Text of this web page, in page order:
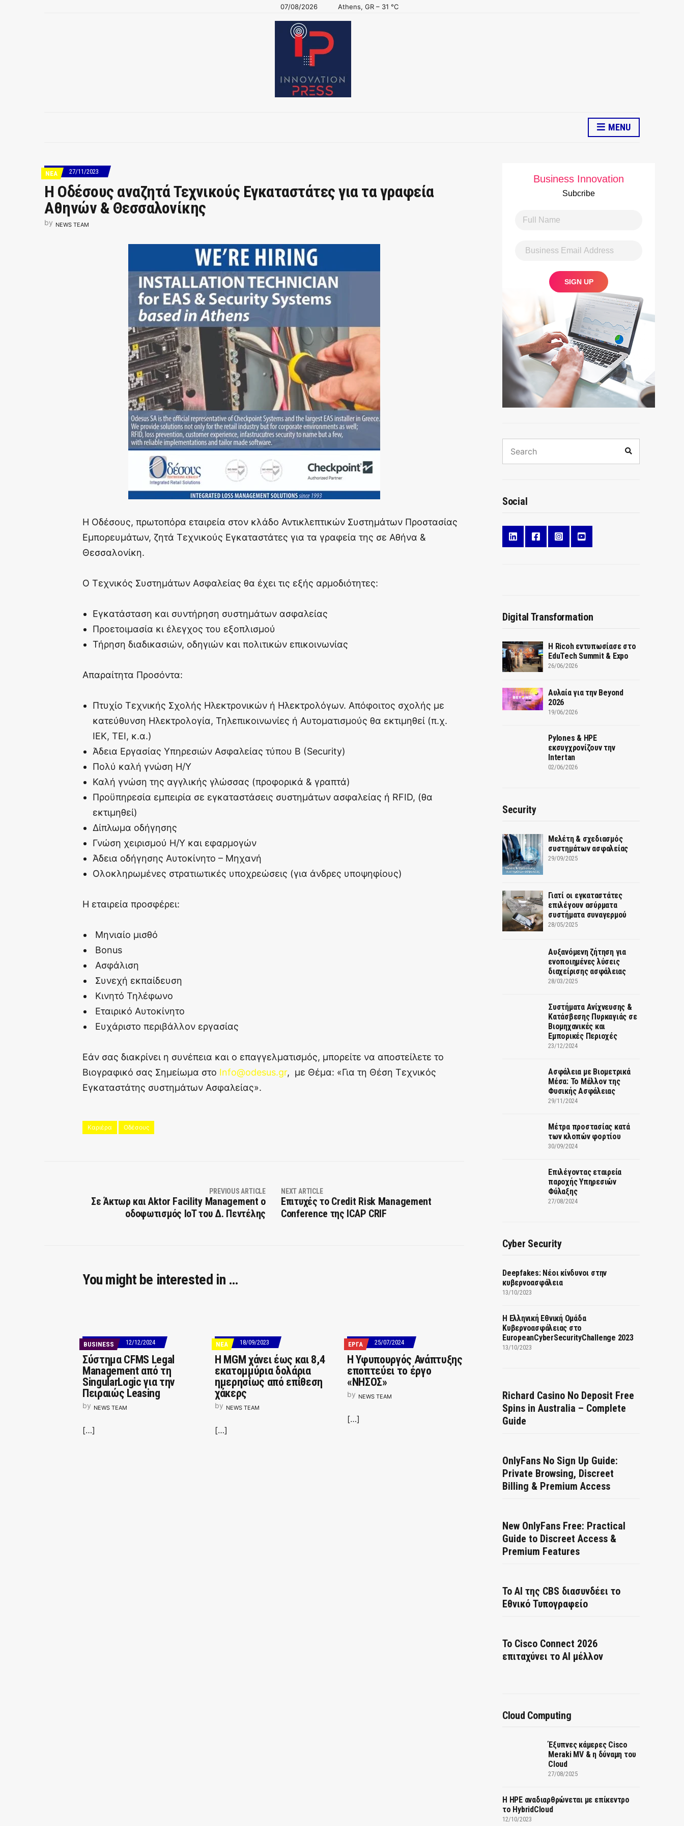
07/08/2026 Athens, GR – 31 C
MENU
ΝΕΑ 27/11/2023
Η Οδέσους αναζητά Τεχνικούς Εγκαταστάτες για τα γραφεία
Αθηνών & Θεσσαλονίκης
by NEWS TEAM
Η Οδέσους, πρωτοπόρα εταιρεία στον κλάδο Αντικλεπτικών Συστημάτων Προστασίας
Εμπορευμάτων, ζητά Τεχνικούς Εγκαταστάτες για τα γραφεία της σε Αθήνα &
Θεσσαλονίκη.
Ο Τεχνικός Συστημάτων Ασφαλείας θα έχει τις εξής αρμοδιότητες:
Εγκατάσταση και συντήρηση συστημάτων ασφαλείας
Προετοιμασία κι έλεγχος του εξοπλισμού
Τήρηση διαδικασιών, οδηγιών και πολιτικών επικοινωνίας
Απαραίτητα Προσόντα:
Πτυχίο Τεχνικής Σχολής Ηλεκτρονικών ή Ηλεκτρολόγων. Απόφοιτος σχολής με
κατεύθυνση Ηλεκτρολογία, Τηλεπικοινωνίες ή Αυτοματισμούς θα εκτιμηθεί (π.χ.
ΙΕΚ, ΤΕΙ, κ.α.)
Άδεια Εργασίας Υπηρεσιών Ασφαλείας τύπου Β (Security)
Πολύ καλή γνώση Η/Υ
Καλή γνώση της αγγλικής γλώσσας (προφορικά & γραπτά)
Προϋπηρεσία εμπειρία σε εγκαταστάσεις συστημάτων ασφαλείας ή RFID, (θα
εκτιμηθεί)
Δίπλωμα οδήγησης
Γνώση χειρισμού Η/Υ και εφαρμογών
Άδεια οδήγησης Αυτοκίνητο – Μηχανή
Ολοκληρωμένες στρατιωτικές υποχρεώσεις (για άνδρες υποψηφίους)
Η εταιρεία προσφέρει:
Μηνιαίο μισθό
Bonus
Ασφάλιση
Συνεχή εκπαίδευση
Κινητό Τηλέφωνο
Εταιρικό Αυτοκίνητο
Ευχάριστο περιβάλλον εργασίας
Εάν σας διακρίνει η συνέπεια και ο επαγγελματισμός, μπορείτε να αποστείλετε το
Βιογραφικό σας Σημείωμα στο Info@odesus.gr, με Θέμα: «Για τη Θέση Τεχνικός
Εγκαταστάτης συστημάτων Ασφαλείας».
Καριέρα Οδέσους
PREVIOUS ARTICLE
Σε Άκτωρ και Aktor Facility Management ο
οδοφωτισμός IoT του Δ. Πεντέλης
NEXT ARTICLE
Επιτυχές το Credit Risk Management
Conference της ICAP CRIF
You might be interested in …
BUSINESS 12/12/2024
Σύστημα CFMS Legal
Management από τη
SingularLogic για την
Πειραιώς Leasing
by NEWS TEAM
[…]
ΝΕΑ 18/09/2023
Η MGM χάνει έως και 8,4
εκατομμύρια δολάρια
ημερησίως από επίθεση
χάκερς
by NEWS TEAM
[…]
ΕΡΓΑ 25/07/2024
Η Υφυπουργός Ανάπτυξης
εποπτεύει το έργο
«ΝΗΣΟΣ»
by NEWS TEAM
[…]
Business Innovation
Subcribe
for:
Social
Digital Transformation
Η Ricoh εντυπωσίασε στο
EduTech Summit & Expo
26/06/2026
Αυλαία για την Beyond
2026
19/06/2026
Pylones & HPE
εκσυγχρονίζουν την
Intertan
02/06/2026
Security
Μελέτη & σχεδιασμός
συστημάτων ασφαλείας
29/09/2025
Γιατί οι εγκαταστάτες
επιλέγουν ασύρματα
συστήματα συναγερμού
28/05/2025
Αυξανόμενη ζήτηση για
ενοποιημένες λύσεις
διαχείρισης ασφάλειας
28/03/2025
Συστήματα Ανίχνευσης &
Κατάσβεσης Πυρκαγιάς σε
Βιομηχανικές και
Εμπορικές Περιοχές
23/12/2024
Ασφάλεια με Βιομετρικά
Μέσα: Το Μέλλον της
Φυσικής Ασφάλειας
29/11/2024
Μέτρα προστασίας κατά
των κλοπών φορτίου
30/09/2024
Επιλέγοντας εταιρεία
παροχής Υπηρεσιών
Φύλαξης
27/08/2024
Cyber Security
Deepfakes: Νέοι κίνδυνοι στην
κυβερνοασφάλεια
13/10/2023
Η Ελληνική Εθνική Ομάδα
Κυβερνοασφάλειας στο
EuropeanCyberSecurityChallenge 2023
13/10/2023
Richard Casino No Deposit Free
Spins in Australia – Complete
Guide
OnlyFans No Sign Up Guide:
Private Browsing, Discreet
Billing & Premium Access
New OnlyFans Free: Practical
Guide to Discreet Access &
Premium Features
Το AI της CBS διασυνδέει το
Εθνικό Τυπογραφείο
Το Cisco Connect 2026
επιταχύνει το AI μέλλον
Cloud Computing
Έξυπνες κάμερες Cisco
Meraki MV & η δύναμη του
Cloud
27/08/2025
H HPE αναδιαρθρώνεται με επίκεντρο
το HybridCloud
12/10/2023